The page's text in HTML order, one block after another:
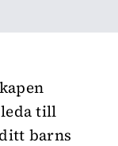
till
barns